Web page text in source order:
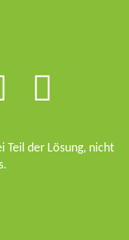
Teil der Lösung, nicht